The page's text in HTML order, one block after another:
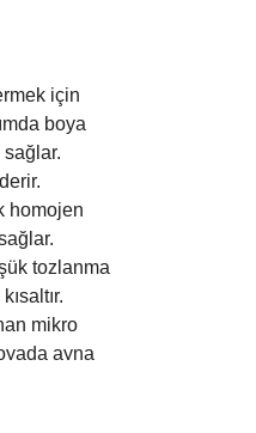
için
boya
homojen
tozlanma
mikro
ayna